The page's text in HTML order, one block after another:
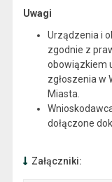
Uwagi
Urządzenia i
zgodnie z
obowiązkiem
zgłoszenia w
Miasta.
dołączone
Załączniki: